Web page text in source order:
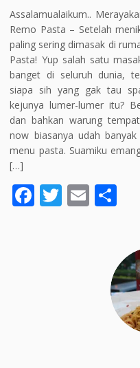
Assalamualaikum..
Remo Pasta – Setelah
paling sering dimasak di
Pasta! Yup salah satu
banget di seluruh dunia,
siapa sih yang gak tau
kejunya lumer-lumer itu?
dan bahkan warung
now biasanya udah
menu pasta. Suamiku
[…]
F T E
e